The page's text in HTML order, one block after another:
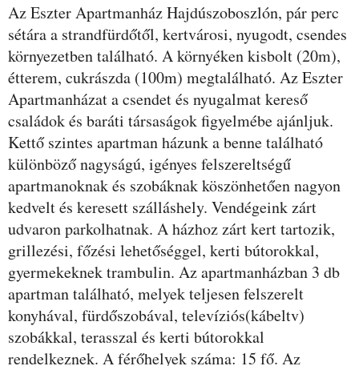
Leírás
Az Eszter Apartmanház Hajdúszoboszlón, pár perc
sétára a strandfürdőtől, kertvárosi, nyugodt, csendes
környezetben található. A környéken kisbolt (20m),
étterem, cukrászda (100m) megtalálható. Az Eszter
Apartmanházat a csendet és nyugalmat kereső
családok és baráti társaságok figyelmébe ajánljuk.
Kettő szintes apartman házunk a benne található
különböző nagyságú, igényes felszereltségű
apartmanoknak és szobáknak köszönhetően nagyon
kedvelt és keresett szálláshely. Vendégeink zárt
udvaron parkolhatnak. A házhoz zárt kert tartozik,
grillezési, főzési lehetőséggel, kerti bútorokkal,
gyermekeknek trambulin. Az apartmanházban 3 db
apartman található, melyek teljesen felszerelt
konyhával, fürdőszobával, televíziós(kábeltv)
szobákkal, terasszal és kerti bútorokkal
rendelkeznek. A férőhelyek száma: 15 fő. Az